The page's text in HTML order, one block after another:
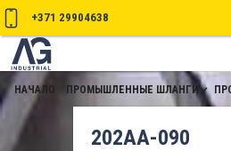
+371 29904638
НАЧАЛО ПРОМЫШЛЕННЫЕ ШЛАНГИ
202AA-090